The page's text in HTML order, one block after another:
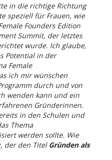
in die richtige Richtung
speziell für Frauen, wie
Founders Edition
Summit, der letztes
wurde. Ich glaube,
Potential in der
Female
ich mir wünschen
durch und von
wenden kann und ein
Gründerinnen.
in den Schulen und
Thema
werden sollte. Wie
der den Titel Gründen als